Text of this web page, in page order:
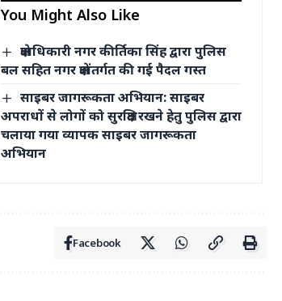
You Might Also Like
क्षेत्राधिकारी नगर कीर्तिका सिंह द्वारा पुलिस
बल सहित नगर क्षेत्रांतर्गत की गई पैदल गस्त
साइबर जागरूकता अभियान: साइबर
अपराधों से लोगों को सुरक्षित रखने हेतु पुलिस द्वारा
चलाया गया व्यापक साइबर जागरूकता
अभियान
Facebook